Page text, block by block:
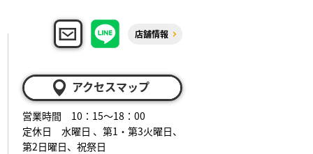
店舗情報
アクセスマップ
営業時間 10：15～18：00
定休日 水曜日 、第1・第3火曜日、
第2日曜日、祝祭日